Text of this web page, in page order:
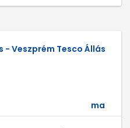
- Veszprém Tesco Állás
ma